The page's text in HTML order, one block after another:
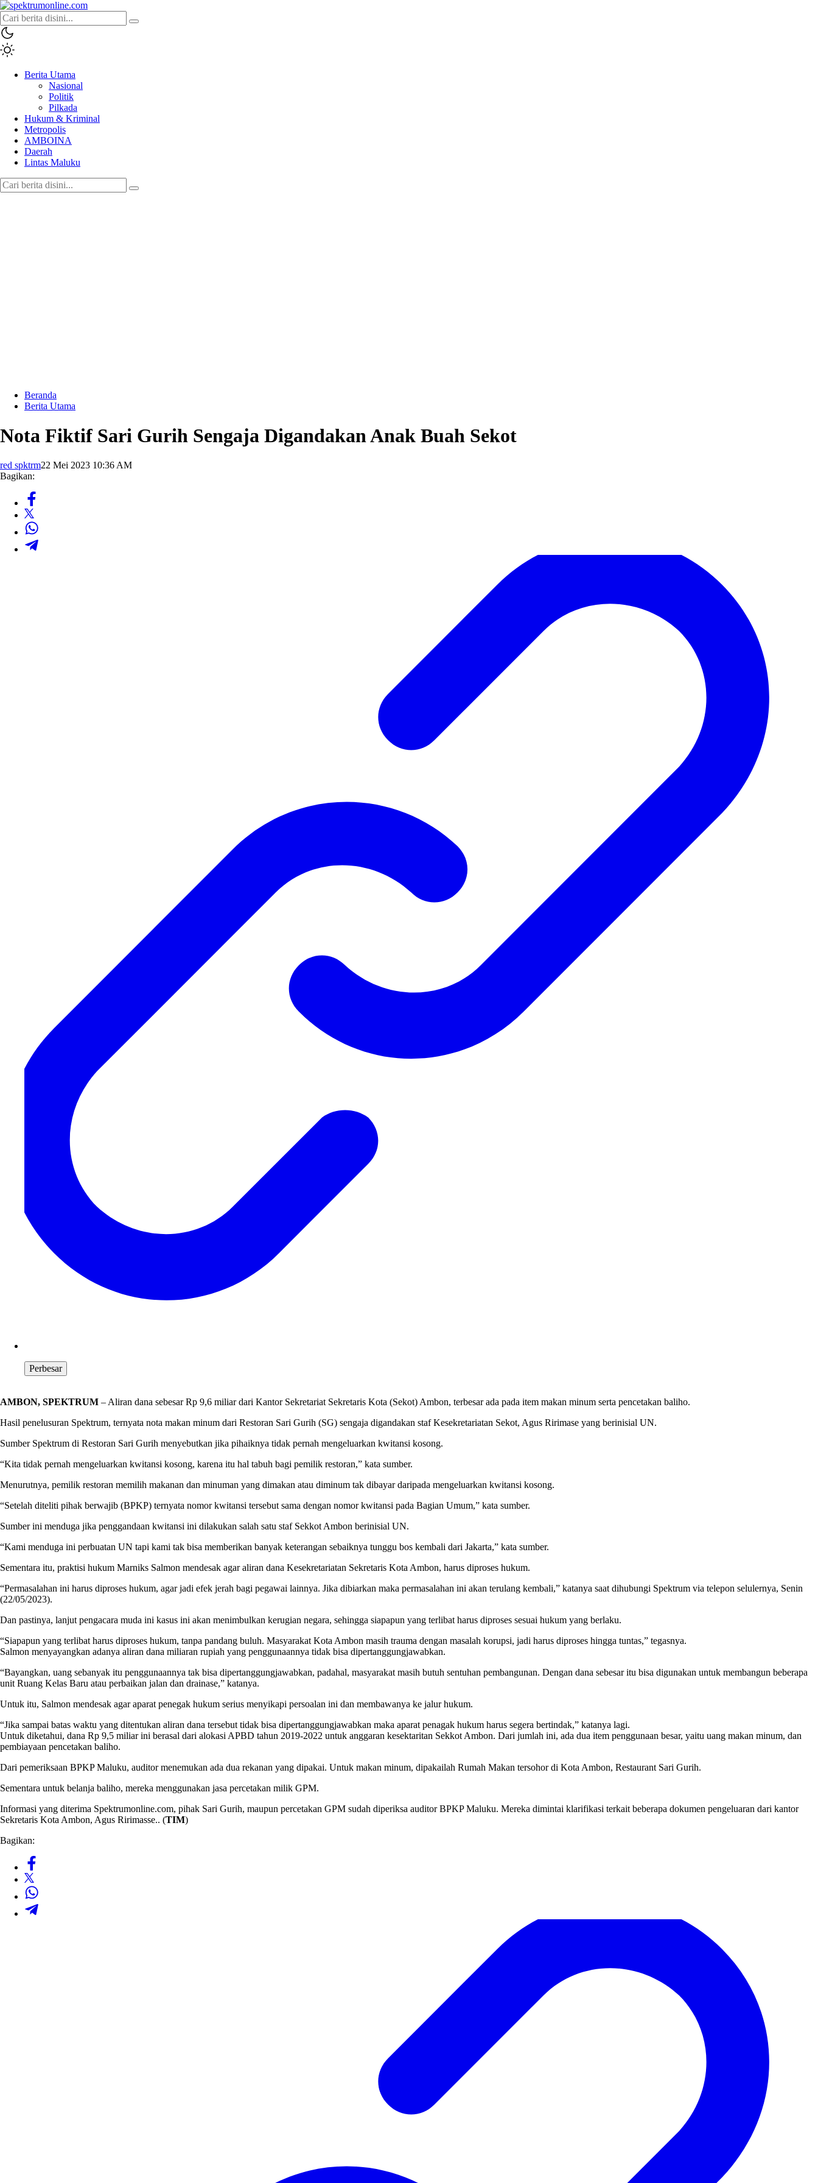
spektrumonline.com
Berita Utama
Nasional
Politik
Pilkada
Hukum & Kriminal
Metropolis
AMBOINA
Daerah
Lintas Maluku
Beranda
Berita Utama
Nota Fiktif Sari Gurih Sengaja Digandakan Anak Buah Sekot
red spktrm22 Mei 2023 10:36 AM
Bagikan:
Perbesar
AMBON, SPEKTRUM – Aliran dana sebesar Rp 9,6 miliar dari Kantor Sekretariat Sekretaris Kota (Sekot) Ambon, terbesar ada pada item makan minum serta pencetakan baliho.
Hasil penelusuran Spektrum, ternyata nota makan minum dari Restoran Sari Gurih (SG) sengaja digandakan staf Kesekretariatan Sekot, Agus Ririmase yang berinisial UN.
Sumber Spektrum di Restoran Sari Gurih menyebutkan jika pihaiknya tidak pernah mengeluarkan kwitansi kosong.
“Kita tidak pernah mengeluarkan kwitansi kosong, karena itu hal tabuh bagi pemilik restoran,” kata sumber.
Menurutnya, pemilik restoran memilih makanan dan minuman yang dimakan atau diminum tak dibayar daripada mengeluarkan kwitansi kosong.
“Setelah diteliti pihak berwajib (BPKP) ternyata nomor kwitansi tersebut sama dengan nomor kwitansi pada Bagian Umum,” kata sumber.
Sumber ini menduga jika penggandaan kwitansi ini dilakukan salah satu staf Sekkot Ambon berinisial UN.
“Kami menduga ini perbuatan UN tapi kami tak bisa memberikan banyak keterangan sebaiknya tunggu bos kembali dari Jakarta,” kata sumber.
Sementara itu, praktisi hukum Marniks Salmon mendesak agar aliran dana Kesekretariatan Sekretaris Kota Ambon, harus diproses hukum.
“Permasalahan ini harus diproses hukum, agar jadi efek jerah bagi pegawai lainnya. Jika dibiarkan maka permasalahan ini akan terulang kembali,” katanya saat dihubungi Spektrum via telepon selulernya, Senin
(22/05/2023).
Dan pastinya, lanjut pengacara muda ini kasus ini akan menimbulkan kerugian negara, sehingga siapapun yang terlibat harus diproses sesuai hukum yang berlaku.
“Siapapun yang terlibat harus diproses hukum, tanpa pandang buluh. Masyarakat Kota Ambon masih trauma dengan masalah korupsi, jadi harus diproses hingga tuntas,” tegasnya.
Salmon menyayangkan adanya aliran dana miliaran rupiah yang penggunaannya tidak bisa dipertanggungjawabkan.
“Bayangkan, uang sebanyak itu penggunaannya tak bisa dipertanggungjawabkan, padahal, masyarakat masih butuh sentuhan pembangunan. Dengan dana sebesar itu bisa digunakan untuk membangun beberapa
unit Ruang Kelas Baru atau perbaikan jalan dan drainase,” katanya.
Untuk itu, Salmon mendesak agar aparat penegak hukum serius menyikapi persoalan ini dan membawanya ke jalur hukum.
“Jika sampai batas waktu yang ditentukan aliran dana tersebut tidak bisa dipertanggungjawabkan maka aparat penagak hukum harus segera bertindak,” katanya lagi.
Untuk diketahui, dana Rp 9,5 miliar ini berasal dari alokasi APBD tahun 2019-2022 untuk anggaran kesektaritan Sekkot Ambon. Dari jumlah ini, ada dua item penggunaan besar, yaitu uang makan minum, dan
pembiayaan pencetakan baliho.
Dari pemeriksaan BPKP Maluku, auditor menemukan ada dua rekanan yang dipakai. Untuk makan minum, dipakailah Rumah Makan tersohor di Kota Ambon, Restaurant Sari Gurih.
Sementara untuk belanja baliho, mereka menggunakan jasa percetakan milik GPM.
Informasi yang diterima Spektrumonline.com, pihak Sari Gurih, maupun percetakan GPM sudah diperiksa auditor BPKP Maluku. Mereka dimintai klarifikasi terkait beberapa dokumen pengeluaran dari kantor
Sekretaris Kota Ambon, Agus Ririmasse.. (TIM)
Bagikan: